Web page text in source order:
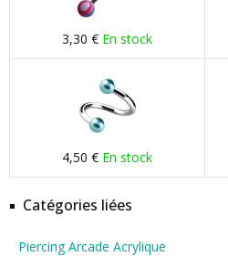
3,30 € En stock
4,50 € En stock
Catégories liées
Piercing Arcade Acrylique